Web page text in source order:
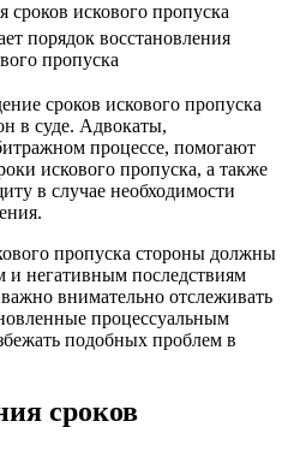
сроков искового пропуска
порядок восстановления
пропуска
сроков искового пропуска
в суде. Адвокаты,
процессе, помогают
искового пропуска, а также
в случае необходимости
пропуска стороны должны
и негативным последствиям
внимательно отслеживать
процессуальным
подобных проблем в
сроков